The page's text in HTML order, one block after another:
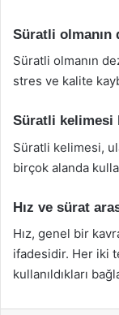
Süratli olmanın
Süratli olmanın
stres ve kalite
Süratli kelimesi
Süratli kelimesi,
birçok alanda
Hız ve sürat
Hız, genel bir
ifadesidir. Her iki
kullanıldıkları